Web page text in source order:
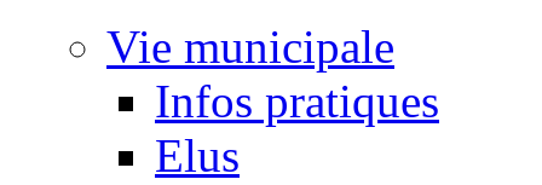
Vie municipale
Infos pratiques
Elus